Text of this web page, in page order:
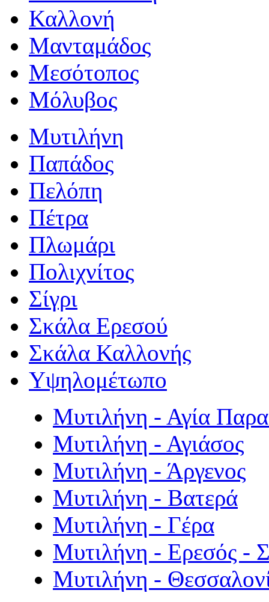
Καλλονή
Μανταμάδος
Μεσότοπος
Μόλυβος
Μυτιλήνη
Παπάδος
Πελόπη
Πέτρα
Πλωμάρι
Πολιχνίτος
Σίγρι
Σκάλα Ερεσού
Σκάλα Καλλονής
Υψηλομέτωπο
Μυτιλήνη - Αγία
Μυτιλήνη - Αγιάσος
Μυτιλήνη - Άργενος
Μυτιλήνη - Βατερά
Μυτιλήνη - Γέρα
Μυτιλήνη - Ερεσός -
Μυτιλήνη -